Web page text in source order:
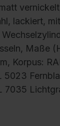
lackiert,
Maße
Korpus:
5023
7035